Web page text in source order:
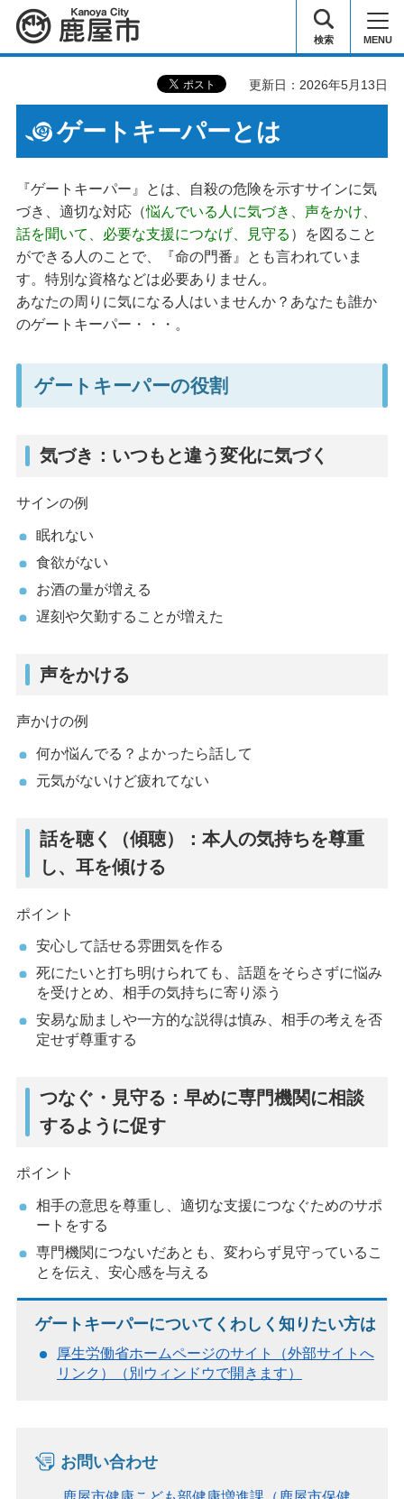
鹿屋市 検索 MENU
更新日：2026年5月13日
ゲートキーパーとは
『ゲートキーパー』とは、自殺の危険を示すサインに気
づき、適切な対応（悩んでいる人に気づき、声をかけ、
話を聞いて、必要な支援につなげ、見守る ）を図ること
ができる人のことで、『命の門番』とも言われていま
す。特別な資格などは必要ありません。
あなたの周りに気になる人はいませんか？あなたも誰か
のゲートキーパー・・・。
ゲートキーパーの役割
気づき：いつもと違う変化に気づく
サインの例
眠れない
食欲がない
お酒の量が増える
遅刻や欠勤することが増えた
声をかける
声かけの例
何か悩んでる？よかったら話して
元気がないけど疲れてない
話を聴く（傾聴）：本人の気持ちを尊重
し、耳を傾ける
ポイント
安心して話せる雰囲気を作る
死にたいと打ち明けられても、話題をそらさずに悩み
を受けとめ、相手の気持ちに寄り添う
安易な励ましや一方的な説得は慎み、相手の考えを否
定せず尊重する
つなぐ・見守る：早めに専門機関に相談
するように促す
ポイント
相手の意思を尊重し、適切な支援につなぐためのサポ
ートをする
専門機関につないだあとも、変わらず見守っているこ
とを伝え、安心感を与える
ゲートキーパーについてくわしく知りたい方は
厚生労働省ホームページのサイト（外部サイトへ
リンク）（別ウィンドウで開きます）
お問い合わせ